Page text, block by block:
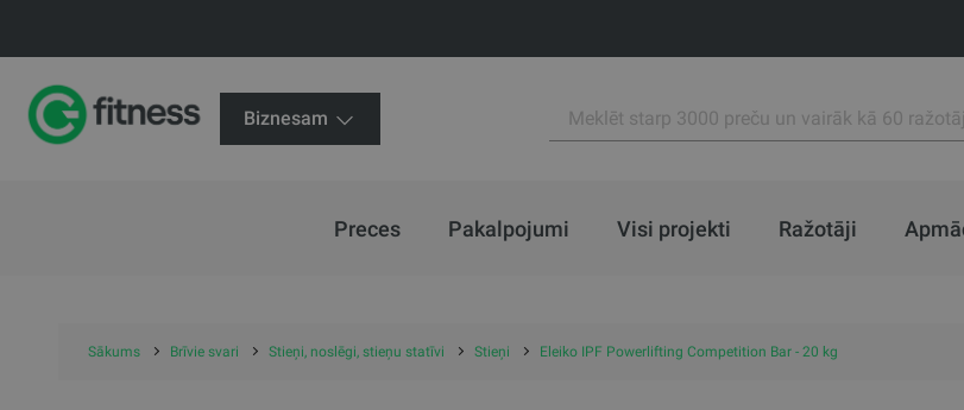
Biznesam
Preces Pakalpojumi Visi projekti Ražotāji
Sākums Brīvie svari Stieņi, noslēgi, stieņu statīvi Stieņi Eleiko IPF Powerlifting Competition Bar - 20 kg